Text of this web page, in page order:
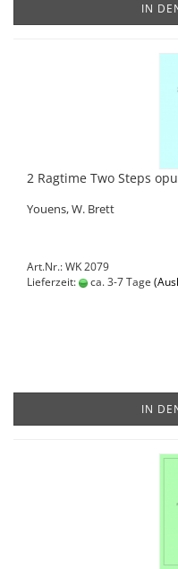
IN
2 Ragtime Two Steps
Youens, W. Brett
Art.Nr.: WK 2079
Lieferzeit:
ca. 3-7 Tage
IN